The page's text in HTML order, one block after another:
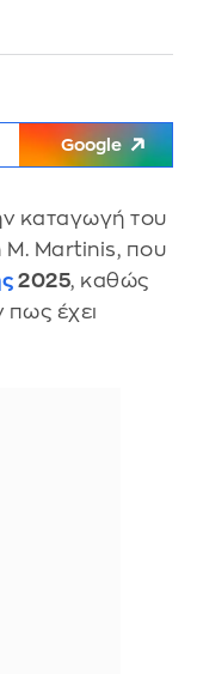
Google
καταγωγή του
Martinis, που
2025, καθώς
έχει